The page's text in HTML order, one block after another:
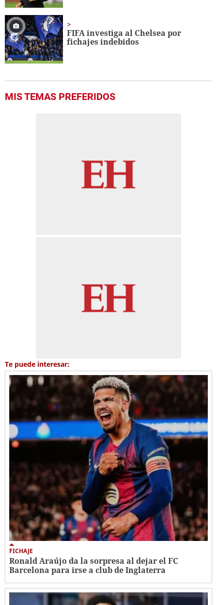
FIFA investiga al Chelsea por
fichajes indebidos
MIS TEMAS PREFERIDOS
Te puede interesar:
FICHAJE
Ronald Araújo da la sorpresa al dejar el FC
Barcelona para irse a club de Inglaterra